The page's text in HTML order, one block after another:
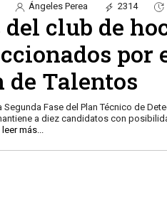
Ángeles Perea 2314
del club de
por
de Talentos
Segunda Fase del Plan Técnico de
a diez candidatos con
leer más...